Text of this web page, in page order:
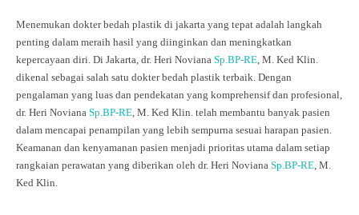
Menemukan dokter bedah plastik di jakarta yang tepat adalah langkah
penting dalam meraih hasil yang diinginkan dan meningkatkan
kepercayaan diri. Di Jakarta, dr. Heri Noviana Sp.BP-RE , M. Ked Klin.
dikenal sebagai salah satu dokter bedah plastik terbaik. Dengan
pengalaman yang luas dan pendekatan yang komprehensif dan profesional,
dr. Heri Noviana Sp.BP-RE , M. Ked Klin. telah membantu banyak pasien
dalam mencapai penampilan yang lebih sempurna sesuai harapan pasien.
Keamanan dan kenyamanan pasien menjadi prioritas utama dalam setiap
rangkaian perawatan yang diberikan oleh dr. Heri Noviana Sp.BP-RE , M.
Ked Klin.